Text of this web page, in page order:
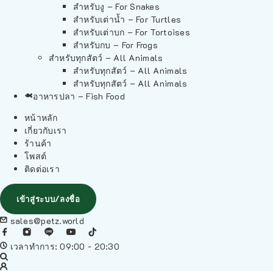
สำหรับงู – For Snakes
สำหรับเต่าน้ำ – For Turtles
สำหรับเต่าบก – For Tortoises
สำหรับกบ – For Frogs
สำหรับทุกสัตว์ – All Animals
สำหรับทุกสัตว์ – All Animals
สำหรับทุกสัตว์ – All Animals
อาหารปลา – Fish Food
หน้าหลัก
เกี่ยวกับเรา
ร้านค้า
โพสต์
ติดต่อเรา
เข้าสู่ระบบ/ลงชื่อ
sales@petz.world
เวลาทำการ: 09:00 - 20:30